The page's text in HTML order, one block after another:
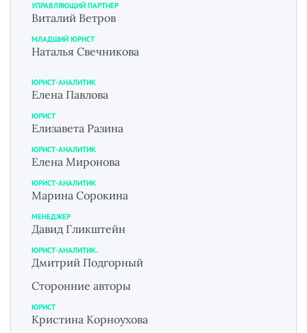
УПРАВЛЯЮЩИЙ ПАРТНЕР
Виталий Ветров
МЛАДШИЙ ЮРИСТ
Наталья Свечникова
ЮРИСТ-АНАЛИТИК
Елена Павлова
ЮРИСТ
Елизавета Разина
ЮРИСТ-АНАЛИТИК
Елена Миронова
ЮРИСТ-АНАЛИТИК
Марина Сорокина
МЕНЕДЖЕР
Давид Гликштейн
ЮРИСТ-АНАЛИТИК.
Дмитрий Подгорный
Сторонние авторы
ЮРИСТ
Кристина Корноухова